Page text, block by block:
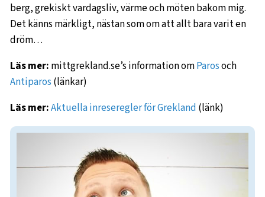
berg, grekiskt vardagsliv, värme och möten bakom mig.
Det känns märkligt, nästan som om att allt bara varit en
dröm…
Läs mer: mittgrekland.se’s information omParosoch
Antiparos (länkar)
Läs mer:Aktuella inreseregler för Grekland (länk)